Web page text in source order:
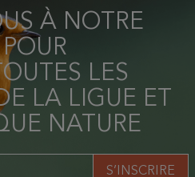
À NOTRE
LES
LA LIGUE ET
NATURE